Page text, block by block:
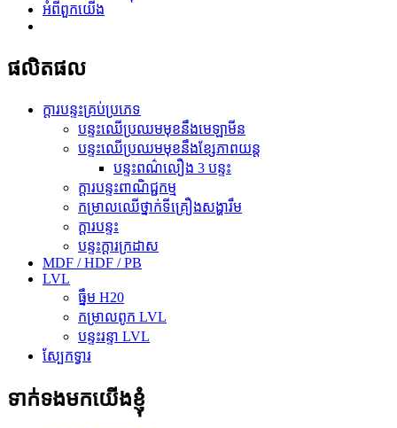
អំពីពួកយើង
ផលិតផល
ក្តារបន្ទះគ្រប់ប្រភេទ
បន្ទះឈើប្រឈមមុខនឹងមេឡាមីន
បន្ទះឈើប្រឈមមុខនឹងខ្សែភាពយន្ត
បន្ទះពណ៌លឿង 3 បន្ទះ
ក្តារបន្ទះពាណិជ្ជកម្ម
កម្រាលឈើថ្នាក់ទីគ្រឿងសង្ហារឹម
ក្តារបន្ទះ
បន្ទះក្តារក្រដាស
MDF / HDF / PB
LVL
ធ្នឹម H20
កម្រាលពូក LVL
បន្ទះរន្ទា LVL
ស្បែកទ្វារ
ទាក់ទងមកយើងខ្ញុំ